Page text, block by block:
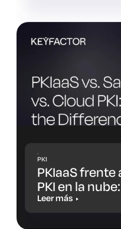
PKI
PKIaaS frente
PKI en la
diferencia y
más
Leer más